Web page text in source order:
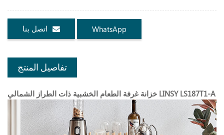
اتصل بنا WhatsApp
تفاصيل المنتج
خزانة غرفة الطعام الخشبية ذات الطراز الشمالي LINSY LS187T1-A